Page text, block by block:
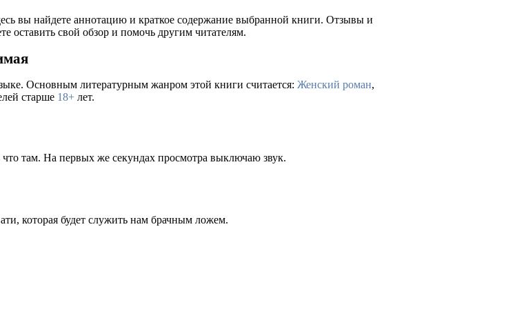
вы найдете аннотацию и краткое содержание выбранной книги. Отзывы и
оставить свой обзор и помочь другим читателям.
Основным литературным жанром этой книги считается: Женский роман,
старше 18+ лет.
там. На первых же секундах просмотра выключаю звук.
которая будет служить нам брачным ложем.